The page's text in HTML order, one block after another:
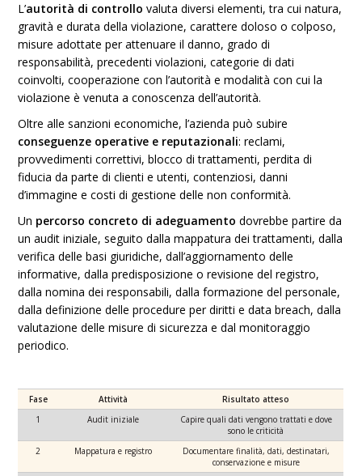
L’autorità di controllovaluta diversi elementi, tra cui natura,
gravità e durata della violazione, carattere doloso o colposo,
misure adottate per attenuare il danno, grado di
responsabilità, precedenti violazioni, categorie di dati
coinvolti, cooperazione con l’autorità e modalità con cui la
violazione è venuta a conoscenza dell’autorità.
Oltre alle sanzioni economiche, l’azienda può subire
conseguenze operative e reputazionali: reclami,
provvedimenti correttivi, blocco di trattamenti, perdita di
fiducia da parte di clienti e utenti, contenziosi, danni
d’immagine e costi di gestione delle non conformità.
Un percorso concreto di adeguamento dovrebbe partire da
un audit iniziale, seguito dalla mappatura dei trattamenti, dalla
verifica delle basi giuridiche, dall’aggiornamento delle
informative, dalla predisposizione o revisione del registro,
dalla nomina dei responsabili, dalla formazione del personale,
dalla definizione delle procedure per diritti e data breach, dalla
valutazione delle misure di sicurezza e dal monitoraggio
periodico.
Fase Attività
Risultato atteso
1
Audit iniziale
Capire quali dati vengono trattati e dove
sono le criticità
2
Mappatura e registro
Documentare finalità, dati, destinatari,
conservazione e misure